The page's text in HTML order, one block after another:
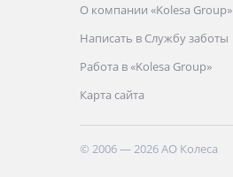
О компании «Kolesa Group»
Написать в Службу заботы
Работа в «Kolesa Group»
Карта сайта
© 2006 — 2026 АО Колеса